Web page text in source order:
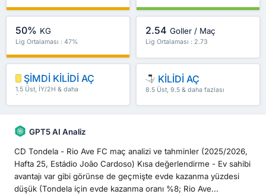
50% KG
Lig Ortalaması : 47%
2.54 Goller / Maç
Lig Ortalaması : 2.73
ŞİMDİ KİLİDİ AÇ
1.5 Üst, İY/2H & daha
fazlası
KİLİDİ AÇ
8.5 Üst, 9.5 & daha fazlası
GPT5 AI Analiz
CD Tondela - Rio Ave FC maç analizi ve tahminler (2025/2026,
Hafta 25, Estádio João Cardoso) Kısa değerlendirme - Ev sahibi
avantajı var gibi görünse de geçmişte evde kazanma yüzdesi
düşük (Tondela için evde kazanma oranı %8; Rio Ave...